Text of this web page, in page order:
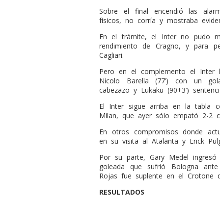
Sobre el final encendió las
físicos, no corría y mostraba
En el trámite, el Inter no pudo
rendimiento de Cragno, y para
Cagliari.
Pero en el complemento el
Nicolo Barella (77’) con un
cabezazo y Lukaku (90+3’)
El Inter sigue arriba en la tabla
Milan, que ayer sólo empató 2-2
En otros compromisos donde
en su visita al Atalanta y Erick
Por su parte, Gary Medel
goleada que sufrió Bologna
Rojas fue suplente en el Crotone
RESULTADOS